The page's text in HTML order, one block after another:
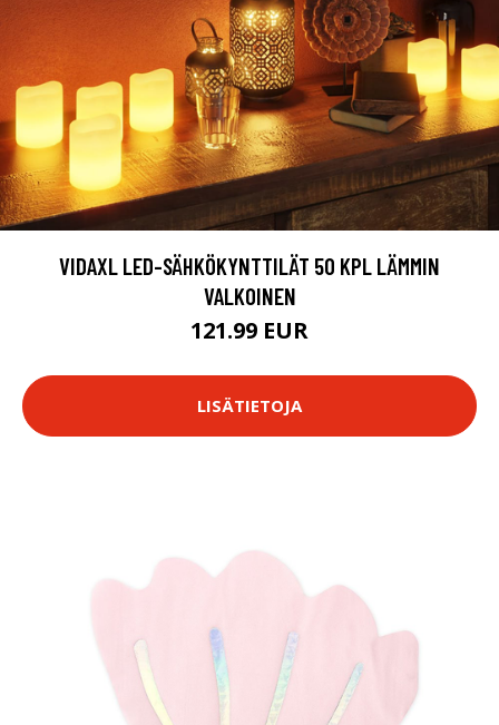
VIDAXL LED-SÄHKÖKYNTTILÄT 50 KPL LÄMMIN
VALKOINEN
121.99 EUR
LISÄTIETOJA